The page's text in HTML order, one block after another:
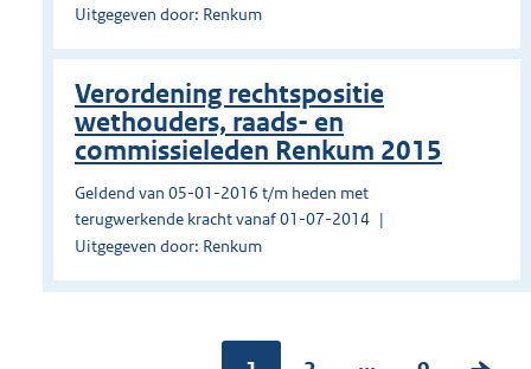
Uitgegeven door: Renkum
Verordening rechtspositie
wethouders, raads- en
commissieleden Renkum 2015
Geldend van 05-01-2016 t/m heden met
terugwerkende kracht vanaf 01-07-2014
Uitgegeven door: Renkum